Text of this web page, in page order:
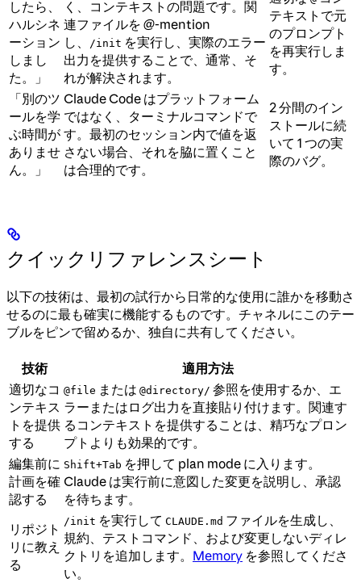
したら、
ハルシネ
ーション
しまし
た。」
く、コンテキストの問題です。関
連ファイルを @-mention
し、
/init を実行し、実際のエラー
出力を提供することで、通常、そ
れが解決されます。
テキストで元
のプロンプト
を再実行しま
す。
「別のツ
ールを学
ぶ時間が
ありませ
ん。」
Claude Code はプラットフォーム
ではなく、ターミナルコマンドで
す。最初のセッション内で値を返
さない場合、それを脇に置くこと
は合理的です。
2 分間のイン
ストールに続
いて 1 つの実
際のバグ。
クイックリファレンスシート
以下の技術は、最初の試行から日常的な使用に誰かを移動さ
せるのに最も確実に機能するものです。チャネルにこのテー
ブルをピンで留めるか、独自に共有してください。
技術
適用方法
適切なコ
ンテキス
トを提供
する
@file または @directory/ 参照を使用するか、エ
ラーまたはログ出力を直接貼り付けます。関連す
るコンテキストを提供することは、精巧なプロン
プトよりも効果的です。
編集前に
計画を確
認する
Shift+Tab を押して plan mode に入ります。
Claude は実行前に意図した変更を説明し、承認
を待ちます。
リポジト
リに教え
る
/init を実行して CLAUDE.md ファイルを生成し、
規約、テストコマンド、および変更しないディレ
クトリを追加します。 Memory を参照してくださ
い。